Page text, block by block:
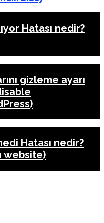
Hatası nedir?
gizleme ayarı
Hatası nedir?
website)